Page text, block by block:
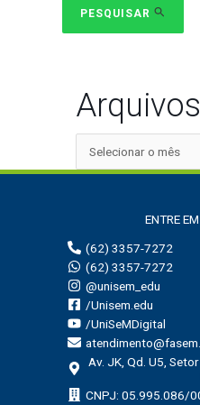
PESQUISAR
Arquivos
ENTRE
(62) 3357-7272
(62) 3357-7272
@unisem_edu
/Unisem.edu
/UniSeMDigital
Av. JK, Qd. U5,
CNPJ: 05.995.086/